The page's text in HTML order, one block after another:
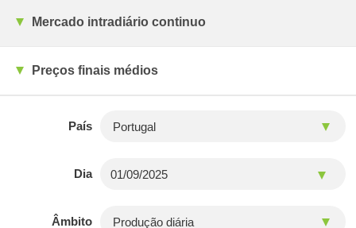
Mercado intradiário continuo
Preços finais médios
País
Dia
Âmbito